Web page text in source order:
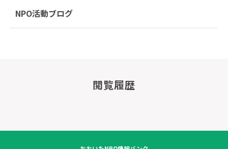
NPO活動ブログ
閲覧履歴